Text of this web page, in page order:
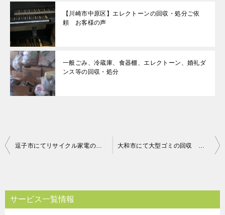
【川崎市中原区】エレクトーンの回収・処分ご依
頼 お客様の声
一般ごみ、冷蔵庫、食器棚、エレクトーン、婚礼ダ
ンス等の回収・処分
投
ビ
ゲ
逗子市にてリサイクル家電の回収 お客様の声 大和市にて大型ゴミの回収 お客様の声
サービス一覧情報